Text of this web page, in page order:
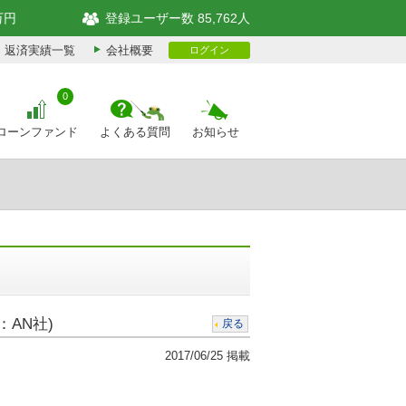
円 登録ユーザー数 85,762人
返済実績一覧 会社概要 ログイン
ーンファンド
0
よくある質問 お知らせ
AN社) 戻る
2017/06/25 掲載